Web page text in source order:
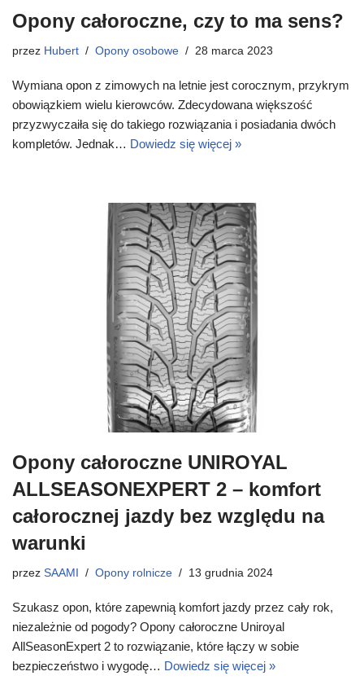
Opony całoroczne, czy to ma sens?
przez Hubert Opony osobowe 28 marca 2023
Wymiana opon z zimowych na letnie jest corocznym, przykrym
obowiązkiem wielu kierowców. Zdecydowana większość
przyzwyczaiła się do takiego rozwiązania i posiadania dwóch
kompletów. Jednak… Dowiedz się więcej »
Opony całoroczne UNIROYAL
ALLSEASONEXPERT 2 – komfort
całorocznej jazdy bez względu na
warunki
przez SAAMI Opony rolnicze 13 grudnia 2024
Szukasz opon, które zapewnią komfort jazdy przez cały rok,
niezależnie od pogody? Opony całoroczne Uniroyal
AllSeasonExpert 2 to rozwiązanie, które łączy w sobie
bezpieczeństwo i wygodę… Dowiedz się więcej »